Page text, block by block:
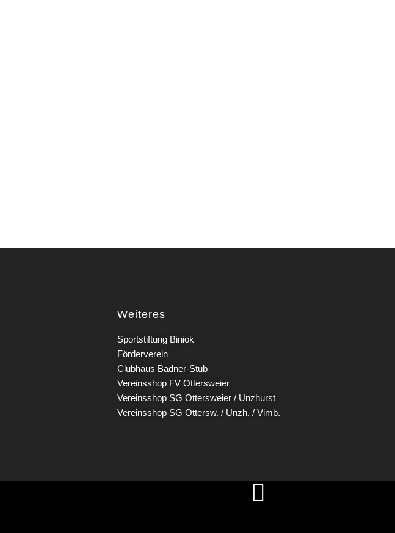
Weiteres
Sportstiftung Biniok
Förderverein
Clubhaus Badner-Stub
Vereinsshop FV Ottersweier
Vereinsshop SG Ottersweier / Unzhurst
Vereinsshop SG Ottersw. / Unzh. / Vimb.